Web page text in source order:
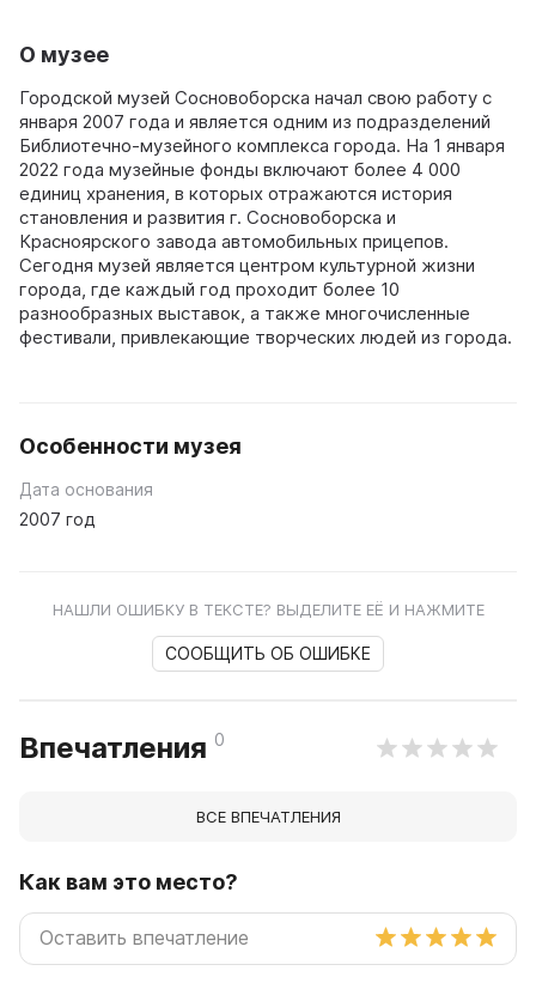
О музее
Городской музей Сосновоборска начал свою работу с
января 2007 года и является одним из подразделений
Библиотечно-музейного комплекса города. На 1 января
2022 года музейные фонды включают более 4 000
единиц хранения, в которых отражаются история
становления и развития г. Сосновоборска и
Красноярского завода автомобильных прицепов.
Сегодня музей является центром культурной жизни
города, где каждый год проходит более 10
разнообразных выставок, а также многочисленные
фестивали, привлекающие творческих людей из города.
Особенности музея
Дата основания
2007 год
НАШЛИ ОШИБКУ В ТЕКСТЕ? ВЫДЕЛИТЕ ЕЁ И НАЖМИТЕ
СООБЩИТЬ ОБ ОШИБКЕ
Впечатления 0
ВСЕ ВПЕЧАТЛЕНИЯ
Как вам это место?